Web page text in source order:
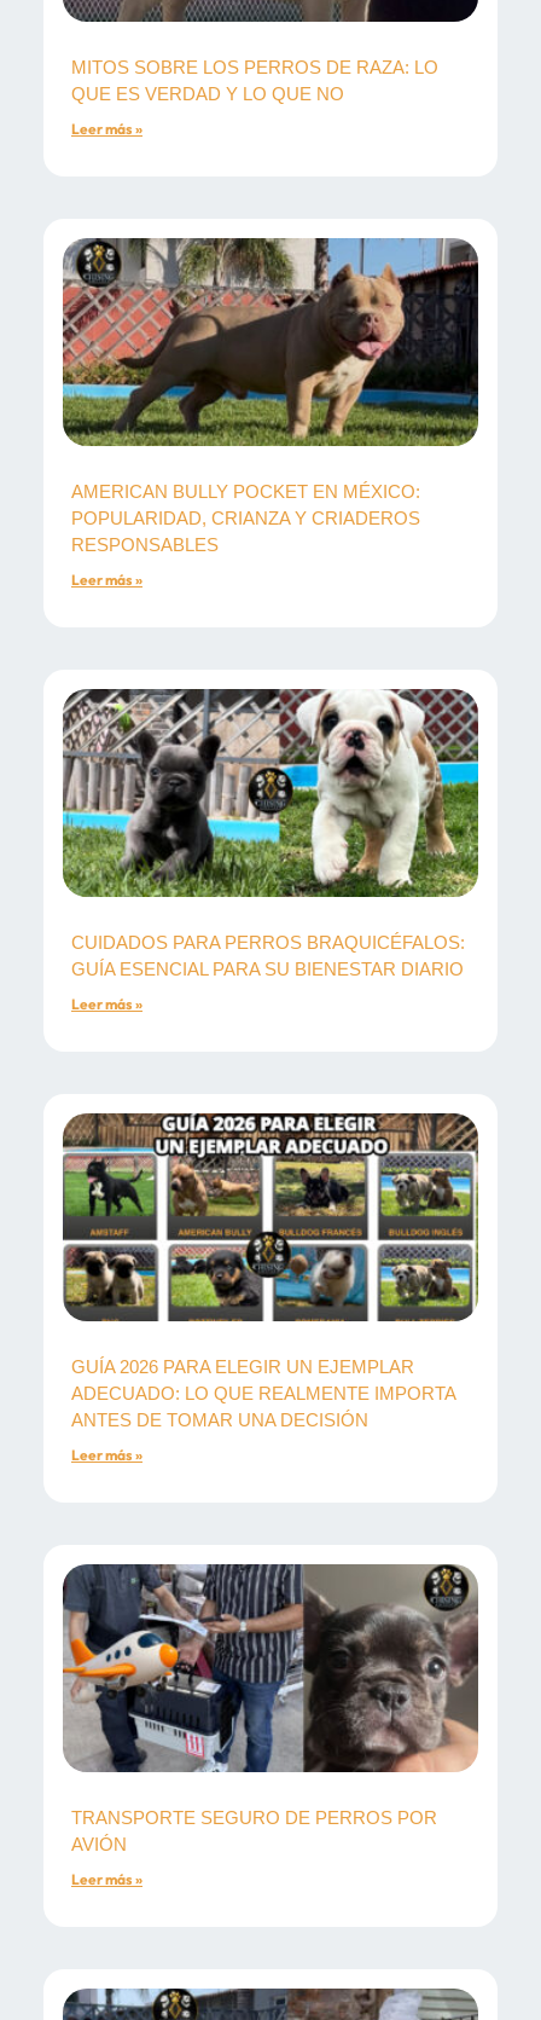
MITOS SOBRE LOS PERROS DE RAZA: LO
QUE ES VERDAD Y LO QUE NO
Leer más »
AMERICAN BULLY POCKET EN MÉXICO:
POPULARIDAD, CRIANZA Y CRIADEROS
RESPONSABLES
Leer más »
CUIDADOS PARA PERROS BRAQUICÉFALOS:
GUÍA ESENCIAL PARA SU BIENESTAR DIARIO
Leer más »
GUÍA 2026 PARA ELEGIR UN EJEMPLAR
ADECUADO: LO QUE REALMENTE IMPORTA
ANTES DE TOMAR UNA DECISIÓN
Leer más »
TRANSPORTE SEGURO DE PERROS POR
AVIÓN
Leer más »